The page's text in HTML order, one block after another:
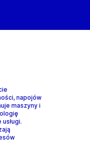
napojów
maszyny i